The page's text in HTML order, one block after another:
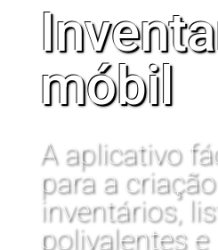
móbil
A aplicativo
para a
inventários,
polivalentes e